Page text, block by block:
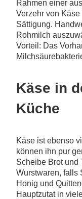
Rahmen einer
Verzehr von
Sättigung.
Rohmilch
Vorteil: Das
Käse in
Küche
Käse ist ebenso
können ihn pur
Scheibe Brot und
Wurstwaren, falls
Honig und
Hauptzutat in